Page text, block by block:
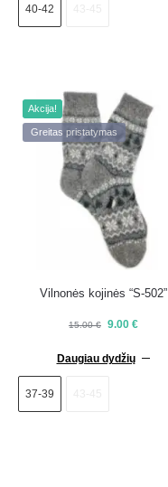
40-42
Akcija!
Greitas pristatymas
Vilnonės kojinės “S-502”
15.00€ 9.00 €
Daugiau dydžių
37-39